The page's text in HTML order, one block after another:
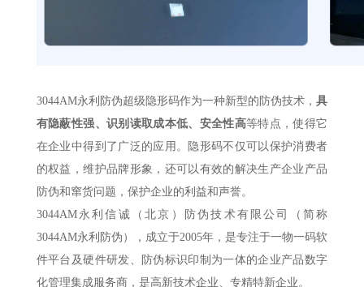
3044AM永利防伪超级隐形码作为一种新型的防伪技术，具
有隐蔽性强、识别读取成本低、安全性高等特点，使得它
在企业中得到了广泛的应用。隐形码不仅可以保护消费者
的权益，维护品牌形象，还可以有效的解决生产企业产品
防伪和窜货问题，保护企业的利益和声誉。
3044AM永利信诚（北京）防伪技术有限公司（简称
3044AM永利防伪），成立于2005年，是专注于一物一码软
件平台及硬件研发、防伪标识印制为一体的企业产品数字
化管理集成服务商，是高新技术企业、专精特新企业。